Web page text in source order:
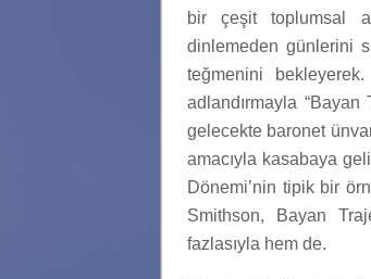
bir çeşit toplumsal
dinlemeden günlerini
teğmenini
adlandırmayla “Bayan
gelecekte baronet
amacıyla kasabaya
Dönemi’nin tipik bir
Smithson, Bayan
fazlasıyla hem de.